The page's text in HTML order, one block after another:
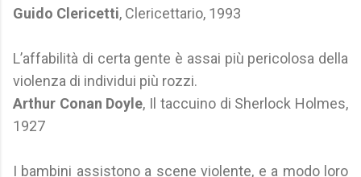
Guido Clericetti, Clericettario, 1993
L’affabilità di certa gente è assai più pericolosa della
violenza di individui più rozzi.
Arthur Conan Doyle, Il taccuino di Sherlock Holmes,
1927
I bambini assistono a scene violente, e a modo loro